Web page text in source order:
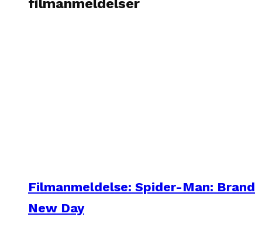
filmanmeldelser
Filmanmeldelse: Spider-Man: Brand
New Day